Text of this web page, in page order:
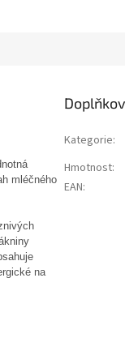
mléčného
na
Kategorie:
Hmotnost:
EAN: